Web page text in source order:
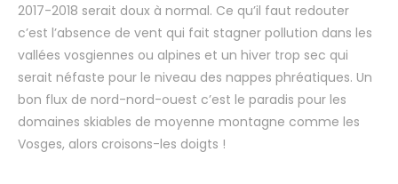
2017-2018 serait doux à normal. Ce qu’il faut redouter
c’est l’absence de vent qui fait stagner pollution dans les
vallées vosgiennes ou alpines et un hiver trop sec qui
serait néfaste pour le niveau des nappes phréatiques. Un
bon flux de nord-nord-ouest c’est le paradis pour les
domaines skiables de moyenne montagne comme les
Vosges, alors croisons-les doigts !